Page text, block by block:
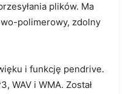
plików. Ma
polimerowy, zdolny
i funkcję pendrive.
WAV i WMA. Został